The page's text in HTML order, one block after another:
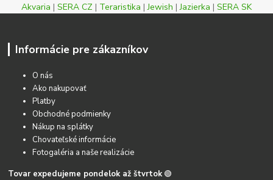
Akvaria | SERA CZ | Teraristika |Jewish |Jazierka | SERA SK
Informácie pre zákazníkov
O nás
Ako nakupovať
Platby
Obchodné podmienky
Nákup na splátky
Chovateľské informácie
Fotogaléria a naše realizácie
Tovar expedujeme pondelok až štvrtok 🟢